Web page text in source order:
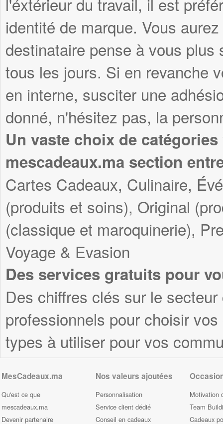
identité de marque. Vous
destinataire pense à vous
tous les jours. Si en revanche
en interne, susciter une
donné, n'hésitez pas, la
Un vaste choix de
mescadeaux.ma section
Cartes Cadeaux, Culinaire,
(produits et soins), Original
(classique et maroquinerie),
Voyage & Evasion
Des services gratuits pour
Des chiffres clés sur le
professionnels pour choisir
types à utiliser pour vos
MesCadeaux.ma
Qu'est ce que
mescadeaux.ma
Devenir partenaire
Nos valeurs ajoutées
Personnalisation
Service client dédié
Conseil en cadeaux
Motivation
Team
Cadeaux